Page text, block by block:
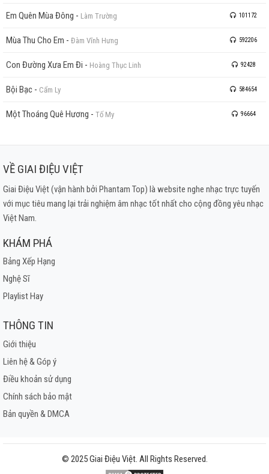
Em Quên Mùa Đông - Làm Trường 101172
Mùa Thu Cho Em - Đàm Vĩnh Hưng 592206
Con Đường Xưa Em Đi - Hoàng Thục Linh 92428
Bội Bạc - Cẩm Ly 584654
Một Thoáng Quê Hương - Tố My 96664
VỀ GIAI ĐIỆU VIỆT
Giai Điệu Việt (vận hành bởi Phantam Top) là website nghe nhạc trực tuyến
với mục tiêu mang lại trải nghiệm âm nhạc tốt nhất cho cộng đồng yêu nhạc
Việt Nam.
KHÁM PHÁ
Bảng Xếp Hạng
Nghệ Sĩ
Playlist Hay
THÔNG TIN
Giới thiệu
Liên hệ & Góp ý
Điều khoản sử dụng
Chính sách bảo mật
Bản quyền & DMCA
© 2025 Giai Điệu Việt. All Rights Reserved.